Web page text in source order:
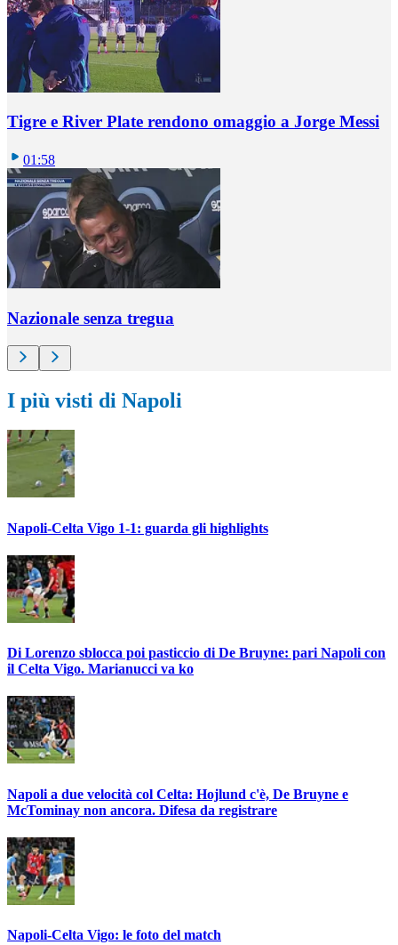
Tigre e River Plate rendono omaggio a Jorge Messi
01:58
Nazionale senza tregua
I più visti di Napoli
Napoli-Celta Vigo 1-1: guarda gli highlights
Di Lorenzo sblocca poi pasticcio di De Bruyne: pari Napoli con
il Celta Vigo. Marianucci va ko
Napoli a due velocità col Celta: Hojlund c'è, De Bruyne e
McTominay non ancora. Difesa da registrare
Napoli-Celta Vigo: le foto del match